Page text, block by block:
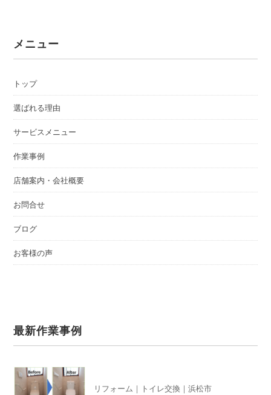
メニュー
トップ
選ばれる理由
サービスメニュー
作業事例
店舗案内・会社概要
お問合せ
ブログ
お客様の声
最新作業事例
リフォーム｜トイレ交換｜浜松市